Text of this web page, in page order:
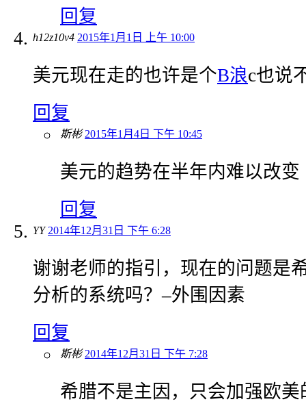
回复
h12z10v4 2015年1月1日 上午 10:00
美元现在走的也许是个B浪c也说
回复
斯彬 2015年1月4日 下午 10:45
美元的趋势在半年内难以改变
回复
YY 2014年12月31日 下午 6:28
谢谢老师的指引，现在的问题是
分析的系统吗？–外围因素
回复
斯彬 2014年12月31日 下午 7:28
希腊不是主因，只会加强欧美